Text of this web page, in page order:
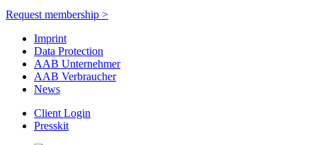
Request membership >
Imprint
Data Protection
AAB Unternehmer
AAB Verbraucher
News
Client Login
Presskit